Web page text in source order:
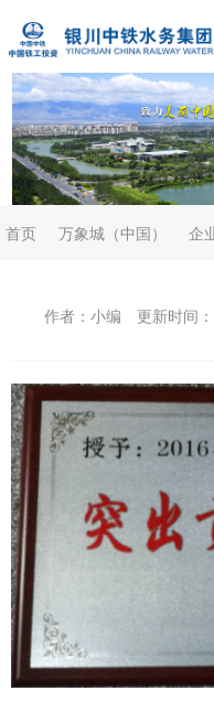
首页 万象城（中国） 企
作者：小编 更新时间